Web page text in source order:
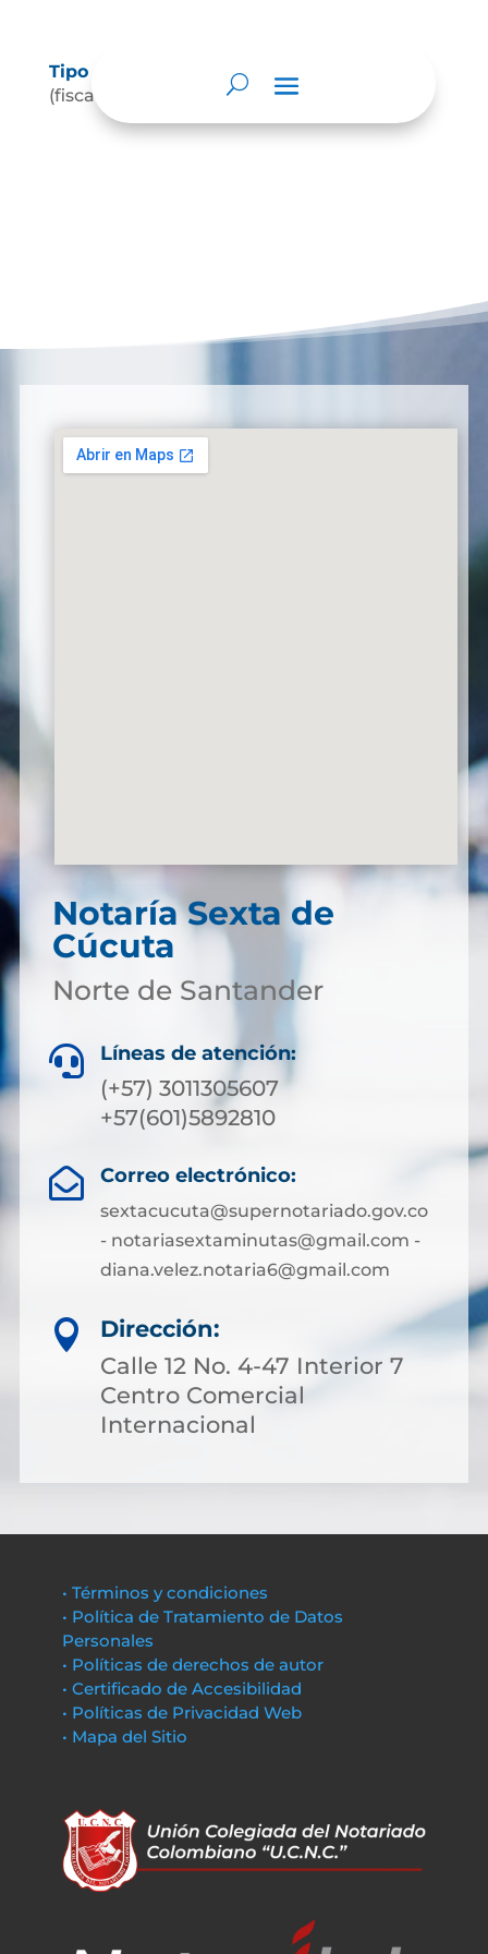
Tipo de control
(fiscal, social, político, regulatorio, etc.)
Notaría Sexta de
Cúcuta
Norte de Santander
 Líneas de atención:
(+57) 3011305607
+57(601)5892810
 Correo electrónico:
sextacucuta@supernotariado.gov.co
- notariasextaminutas@gmail.com -
diana.velez.notaria6@gmail.com

Dirección:
Calle 12 No. 4-47 Interior 7
Centro Comercial
Internacional
• Términos y condiciones
• Política de Tratamiento de Datos
Personales
• Políticas de derechos de autor
• Certificado de Accesibilidad
• Políticas de Privacidad Web
• Mapa del Sitio